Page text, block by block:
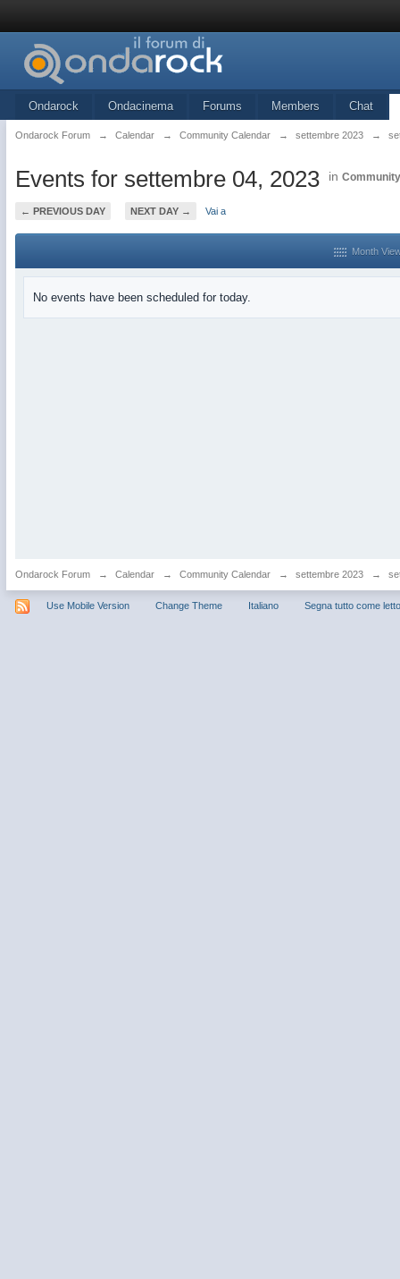
Ondarock Ondacinema Forums Members Chat
Ondarock Forum → Calendar → Community Calendar → settembre 2023 →
Events for settembre 04, 2023 in
← PREVIOUS DAY NEXT DAY → Vai a
Month
No events have been scheduled for today.
Ondarock Forum → Calendar → Community Calendar → settembre 2023 →
Use Mobile Version Change Theme Italiano Segna tutto come letto